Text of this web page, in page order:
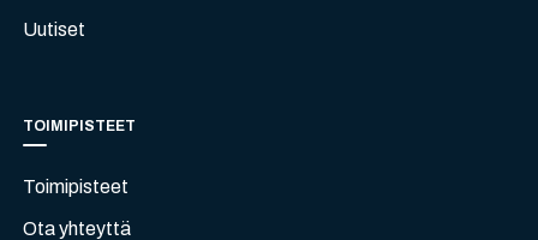
Uutiset
TOIMIPISTEET
Toimipisteet
Ota yhteyttä